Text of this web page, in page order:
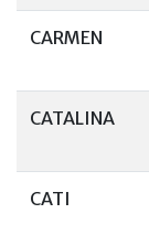
CARMEN
CATALINA
CATI